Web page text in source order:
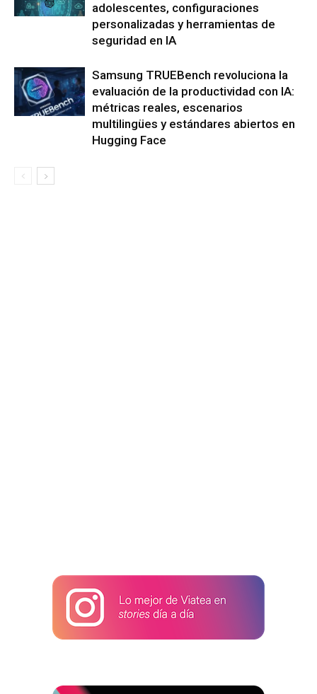
adolescentes, configuraciones
personalizadas y herramientas de
seguridad en IA
Samsung TRUEBench revoluciona la
evaluación de la productividad con IA:
métricas reales, escenarios
multilingües y estándares abiertos en
Hugging Face